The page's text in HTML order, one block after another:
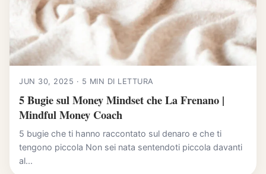
JUN 30, 2025 · 5 MIN DI LETTURA
5 Bugie sul Money Mindset che La Frenano |
Mindful Money Coach
5 bugie che ti hanno raccontato sul denaro e che ti
tengono piccola Non sei nata sentendoti piccola davanti
al...